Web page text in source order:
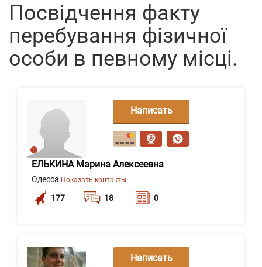
Посвідчення факту
перебування фізичної
особи в певному місці.
ЕЛЬКИНА Марина Алексеевна
Одесса Показать контакты
177 18 0
Написать
сообщение
Написать